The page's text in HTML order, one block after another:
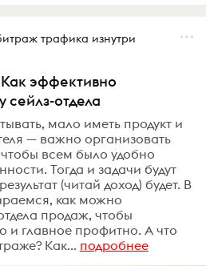
трафика изнутри
эффективно
сейлз-отдела
мало иметь продукт и
— важно организовать
всем было удобно
Тогда и задачи будут
(читай доход) будет. В
как можно
продаж, чтобы
и главное профитно. А что
Как... подробнее